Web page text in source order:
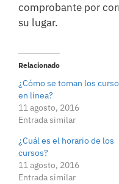
comprobante por
su lugar.
Relacionado
¿Cómo se toman los
en línea?
11 agosto, 2016
Entrada similar
¿Cuál es el horario de los
cursos?
11 agosto, 2016
Entrada similar